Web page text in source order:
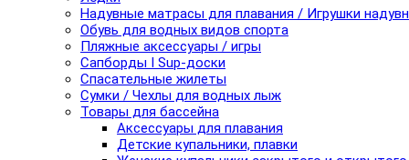
Надувные матрасы для плавания / Игрушки
Обувь для водных видов спорта
Пляжные аксессуары / игры
Сапборды I Sup-доски
Спасательные жилеты
Сумки / Чехлы для водных лыж
Товары для бассейна
Аксессуары для плавания
Детские купальники, плавки